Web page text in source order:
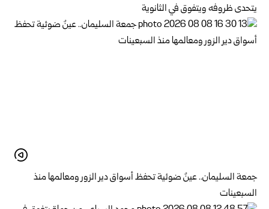
يتحدى ظروفه ويتفوق في الثانوية
جمعة السليمان.. عينٌ ضوئية تحفظ أسواق دير الزور ومعالمها منذ
السبعينات